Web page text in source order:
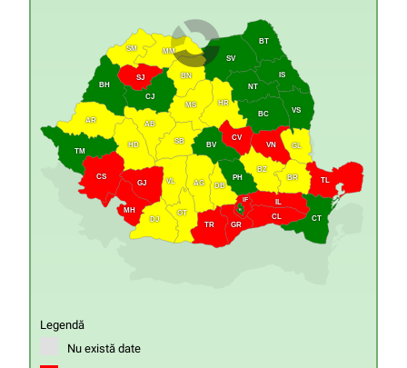
AR
BH
CS PH
IF
TM
BT
GL
BZ
BR TL
CT
GR
DB
IS
NT
SJ
SM
AG
SB
VL
BV
CV
HR
MM
MS
CJ
HD
AB
BN
VN
VS
DJ
GJ
MH
BC
OT
TR
B
CL
SV
IL
Legendă
Nu există date